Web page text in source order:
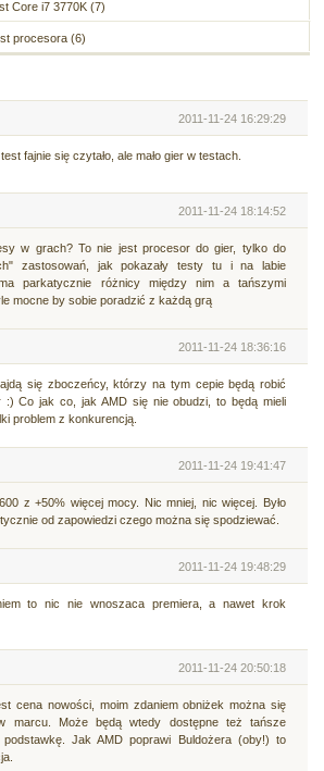
Core i7 3770K (7)
procesora (6)
2011-11-24 16:29:29
fajnie się czytało, ale mało gier w testach.
2011-11-24 18:14:52
w grach? To nie jest procesor do gier, tylko do
zastosowań, jak pokazały testy tu i na labie
parkatycznie różnicy między nim a tańszymi
mocne by sobie poradzić z każdą grą
2011-11-24 18:36:16
się zboczeńcy, którzy na tym cepie będą robić
:) Co jak co, jak AMD się nie obudzi, to będą mieli
problem z konkurencją.
2011-11-24 19:41:47
z +50% więcej mocy. Nic mniej, nic więcej. Było
od zapowiedzi czego można się spodziewać.
2011-11-24 19:48:29
to nic nie wnoszaca premiera, a nawet krok
2011-11-24 20:50:18
cena nowości, moim zdaniem obniżek można się
marcu. Może będą wtedy dostępne też tańsze
podstawkę. Jak AMD poprawi Buldożera (oby!) to